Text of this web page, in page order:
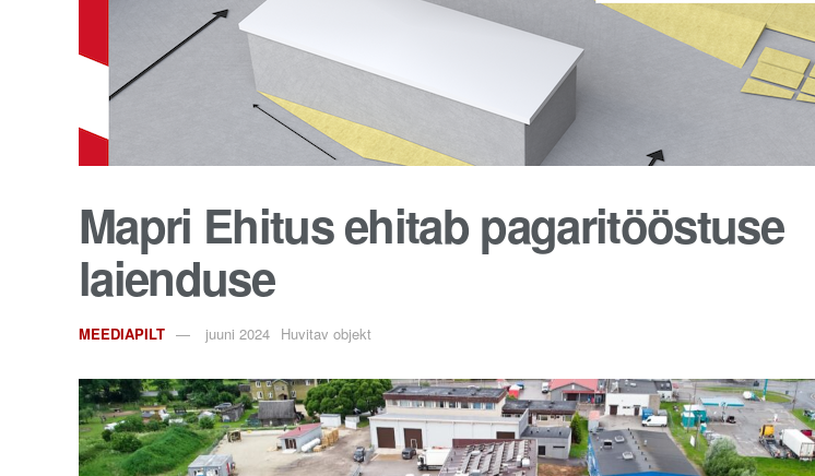
Mapri Ehitus ehitab pagaritööstuse
laienduse
MEEDIAPILT juuni 2024 Huvitav objekt